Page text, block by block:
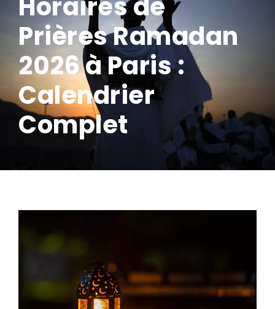
Horaires de
Prières Ramadan
2026 à Paris :
Calendrier
Complet